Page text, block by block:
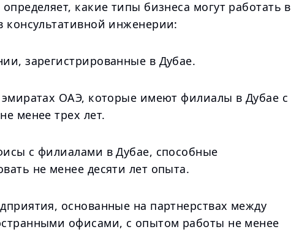
какие типы бизнеса могут работать в
консультативной инженерии:
зарегистрированные в Дубае.
ОАЭ, которые имеют филиалы в Дубае с
менее трех лет.
с филиалами в Дубае, способные
не менее десяти лет опыта.
основанные на партнерствах между
офисами, с опытом работы не менее